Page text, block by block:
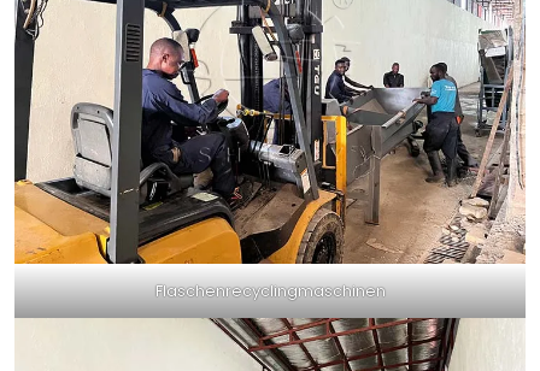
Flaschenrecyclingmaschinen